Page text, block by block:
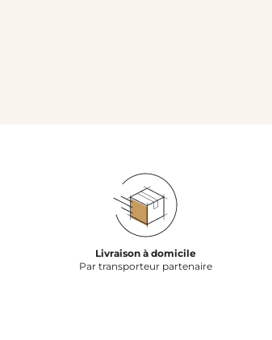
Livraison à domicile
Par transporteur partenaire